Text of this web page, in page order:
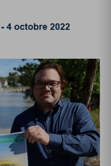
-4 octobre 2022